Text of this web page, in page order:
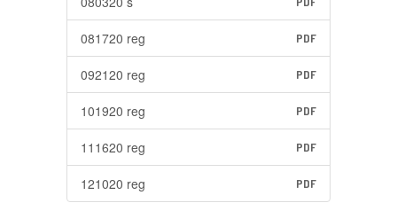
081720 reg PDF
092120 reg PDF
101920 reg PDF
111620 reg PDF
121020 reg PDF